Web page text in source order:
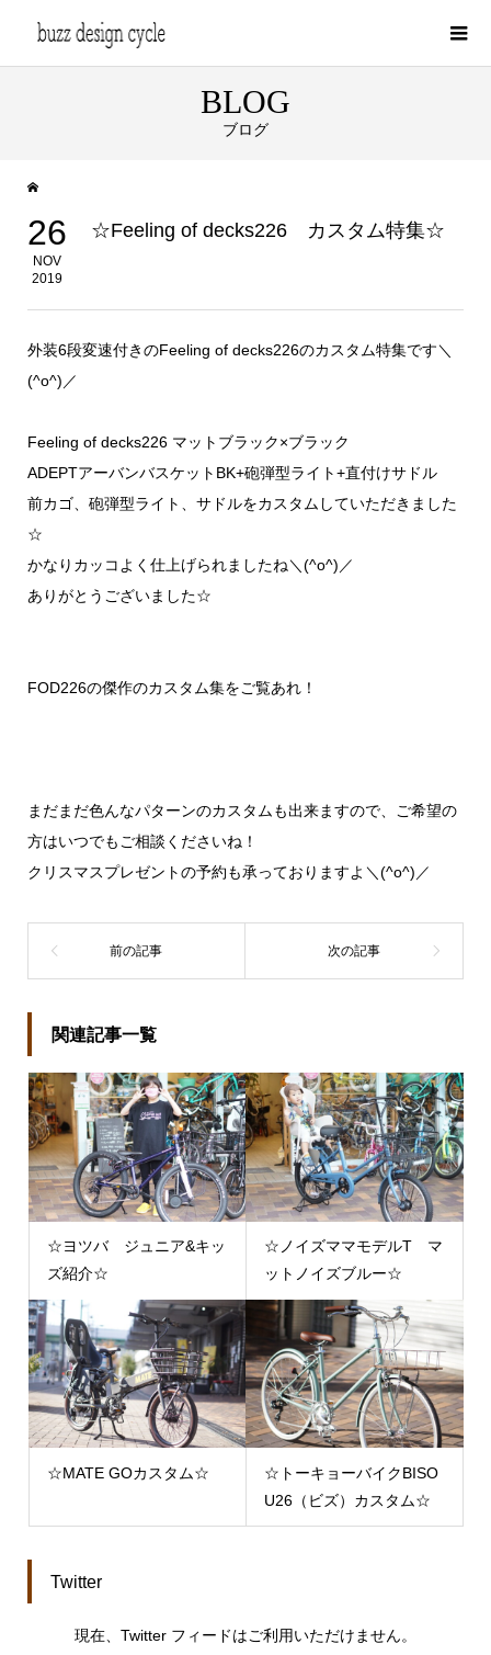
BLOG
ブログ
26
NOV
2019
☆Feeling of decks226 カスタム特集☆
外装6段変速付きのFeeling of decks226のカスタム特集です＼
(^o^)／
Feeling of decks226 マットブラック×ブラック
ADEPTアーバンバスケットBK+砲弾型ライト+直付けサドル
前カゴ、砲弾型ライト、サドルをカスタムしていただきました
☆
かなりカッコよく仕上げられましたね＼(^o^)／
ありがとうございました☆
FOD226の傑作のカスタム集をご覧あれ！
まだまだ色んなパターンのカスタムも出来ますので、ご希望の
方はいつでもご相談くださいね！
クリスマスプレゼントの予約も承っておりますよ＼(^o^)／
関連記事一覧
☆ヨツバ ジュニア&キッ
ズ紹介☆
☆ノイズママモデルT マ
ットノイズブルー☆
☆MATE GOカスタム☆
☆トーキョーバイクBISO
U26（ビズ）カスタム☆
Twitter
現在、Twitter フィードはご利用いただけません。